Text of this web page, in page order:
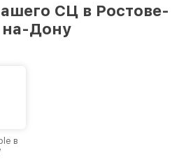
центром Acer в городе
постоянно повышая уровень
СЦ в Ростове-
на-Дону
в